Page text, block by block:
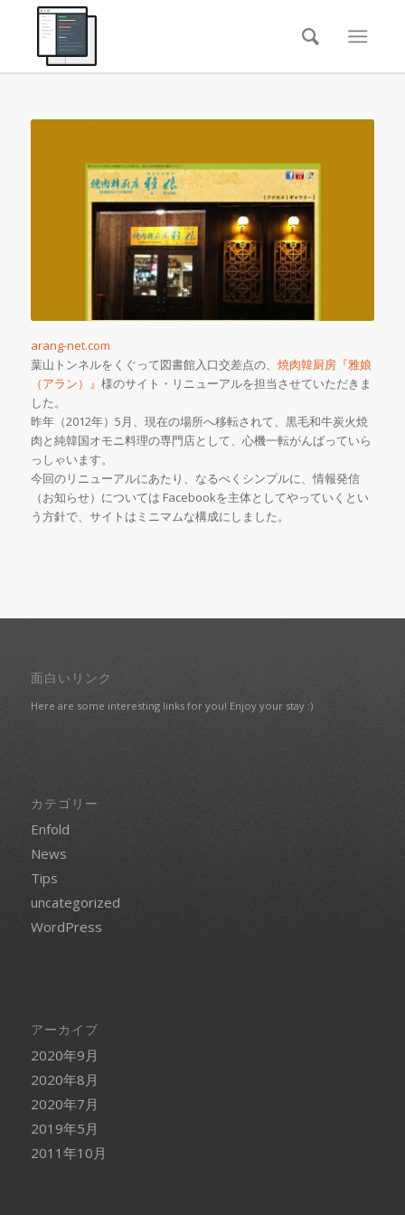
arang-net.com
葉山トンネルをくぐって図書館入口交差点の、 焼肉韓厨房『雅娘
（アラン）』 様のサイト・リニューアルを担当させていただきま
した。
昨年（2012年）5月、現在の場所へ移転されて、黒毛和牛炭火焼
肉と純韓国オモニ料理の専門店として、心機一転がんばっていら
っしゃいます。
今回のリニューアルにあたり、なるべくシンプルに、情報発信
（お知らせ）については Facebookを主体としてやっていくとい
う方針で、サイトはミニマムな構成にしました。
面白いリンク
Here are some interesting links for you! Enjoy your stay :)
カテゴリー
Enfold
News
Tips
uncategorized
WordPress
アーカイブ
2020年9月
2020年8月
2020年7月
2019年5月
2011年10月